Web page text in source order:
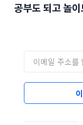
공부도 되고 놀